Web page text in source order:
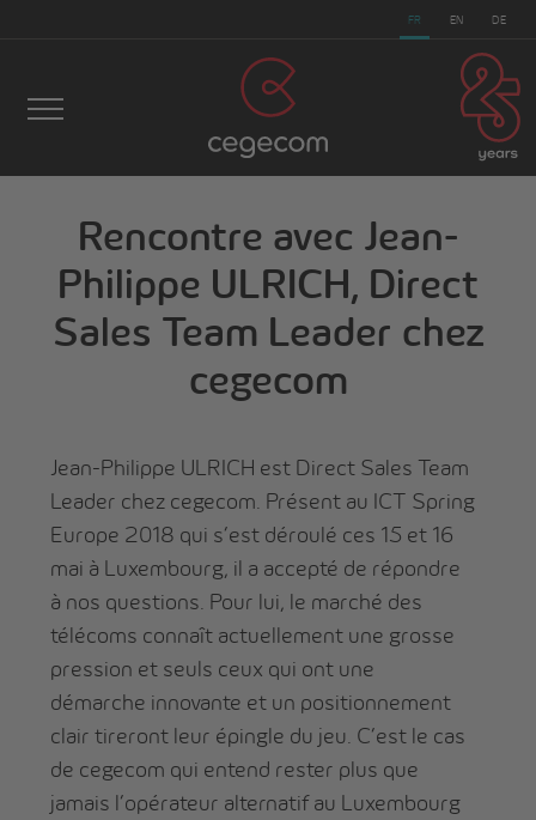
FR EN DE
cegecom>Actualités > Rencontre avec Jean-Philippe
ULRICH, Direct Sales Team Leader chez cegecom
Rencontre avec Jean-
Philippe ULRICH, Direct
Sales Team Leader chez
cegecom
Jean-Philippe ULRICH est Direct Sales Team
Leader chez cegecom. Présent au ICT Spring
Europe 2018 qui s’est déroulé ces 15 et 16
mai à Luxembourg, il a accepté de répondre
à nos questions. Pour lui, le marché des
télécoms connaît actuellement une grosse
pression et seuls ceux qui ont une
démarche innovante et un positionnement
clair tireront leur épingle du jeu. C’est le cas
de cegecom qui entend rester plus que
jamais l’opérateur alternatif au Luxembourg